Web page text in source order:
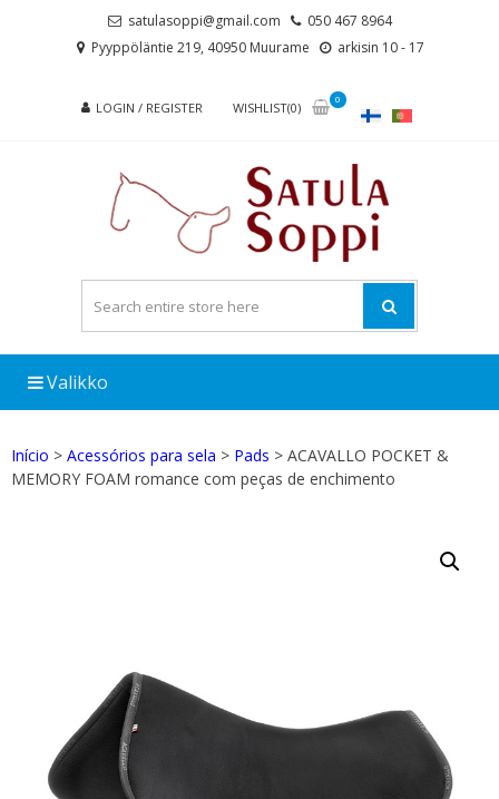
satulasoppi@gmail.com
050 467 8964
Pyyppöläntie 219, 40950 Muurame
arkisin 10 - 17
LOGIN / REGISTER WISHLIST(0)
0
Valikko
Início > Acessórios para sela > Pads > ACAVALLO POCKET &
MEMORY FOAM romance com peças de enchimento